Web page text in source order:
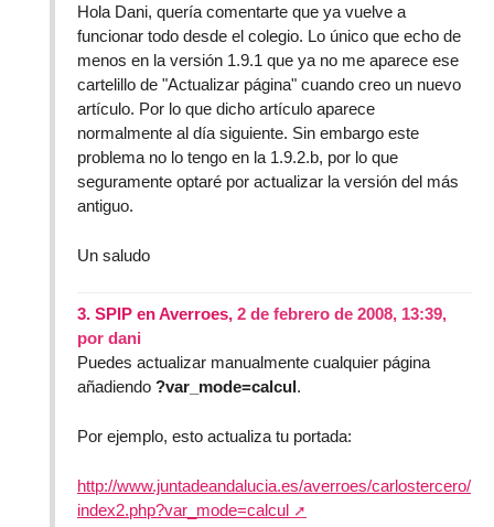
Hola Dani, quería comentarte que ya vuelve a
funcionar todo desde el colegio. Lo único que echo de
menos en la versión 1.9.1 que ya no me aparece ese
cartelillo de "Actualizar página" cuando creo un nuevo
artículo. Por lo que dicho artículo aparece
normalmente al día siguiente. Sin embargo este
problema no lo tengo en la 1.9.2.b, por lo que
seguramente optaré por actualizar la versión del más
antiguo.
Un saludo
3. SPIP en Averroes, 2 de febrero de 2008, 13:39,
por dani
Puedes actualizar manualmente cualquier página
añadiendo ?var_mode=calcul.
Por ejemplo, esto actualiza tu portada:
http://www.juntadeandalucia.es/averroes/carlostercero/
index2.php?var_mode=calcul